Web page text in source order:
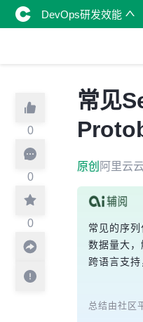
DevOps研发效能
0
0
0
常见
原创 阿里云
常见的序
数据量大
跨语言支
总结由社区